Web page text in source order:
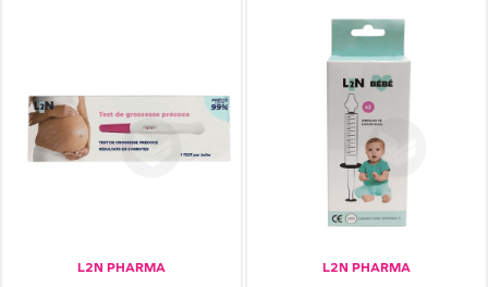
L2N PHARMA
L2N PHARMA